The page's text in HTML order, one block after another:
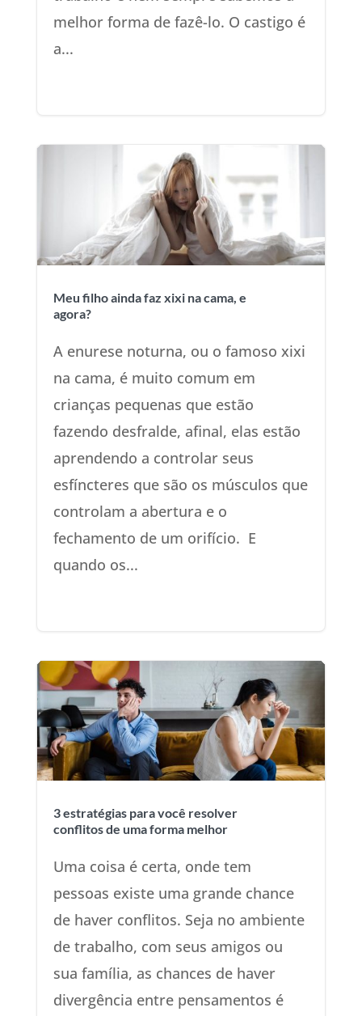
melhor forma de fazê-lo. O castigo é
a...
Meu filho ainda faz xixi na cama, e
agora?
A enurese noturna, ou o famoso xixi
na cama, é muito comum em
crianças pequenas que estão
fazendo desfralde, afinal, elas estão
aprendendo a controlar seus
esfíncteres que são os músculos que
controlam a abertura e o
fechamento de um orifício. E
quando os...
3 estratégias para você resolver
conflitos de uma forma melhor
Uma coisa é certa, onde tem
pessoas existe uma grande chance
de haver conflitos. Seja no ambiente
de trabalho, com seus amigos ou
sua família, as chances de haver
divergência entre pensamentos é